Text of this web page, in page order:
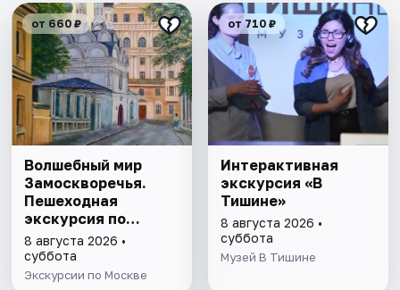
от 660 ₽
Волшебный мир
Замоскворечья.
Пешеходная
экскурсия по
Москве
8 августа 2026 •
суббота
Экскурсии по Москве
от 710 ₽
Интерактивная
экскурсия «В
Тишине»
8 августа 2026 •
суббота
Музей В Тишине